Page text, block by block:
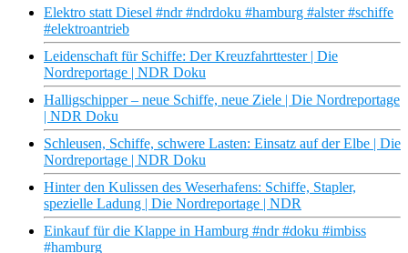
Elektro statt Diesel #ndr #ndrdoku #hamburg #alster #schiffe
#elektroantrieb
Leidenschaft für Schiffe: Der Kreuzfahrttester | Die
Nordreportage | NDR Doku
Halligschipper – neue Schiffe, neue Ziele | Die Nordreportage
| NDR Doku
Schleusen, Schiffe, schwere Lasten: Einsatz auf der Elbe | Die
Nordreportage | NDR Doku
Hinter den Kulissen des Weserhafens: Schiffe, Stapler,
spezielle Ladung | Die Nordreportage | NDR
Einkauf für die Klappe in Hamburg #ndr #doku #imbiss
#hamburg